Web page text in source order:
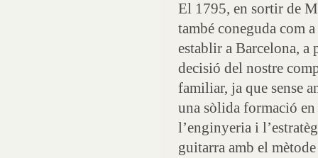
El 1795, en sortir de
també coneguda com
establir a Barcelona, a
decisió del nostre
familiar, ja que sense
una sòlida formació
l’enginyeria i
guitarra amb el